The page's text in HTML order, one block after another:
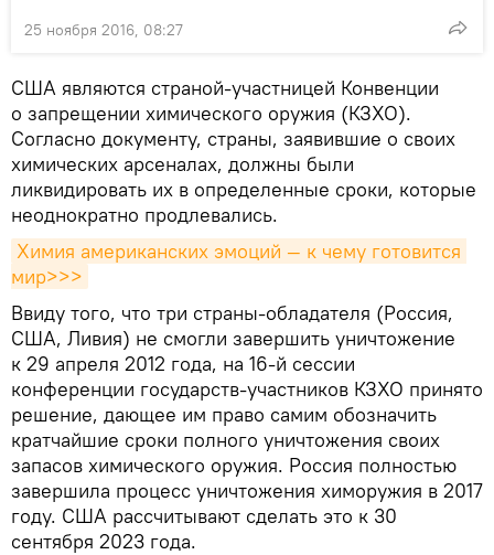
25 ноября 2016, 08:27
США являются страной-участницей Конвенции
о запрещении химического оружия (КЗХО).
Согласно документу, страны, заявившие о своих
химических арсеналах, должны были
ликвидировать их в определенные сроки, которые
неоднократно продлевались.
Химия американских эмоций — к чему готовится
мир>>>
Ввиду того, что три страны-обладателя (Россия,
США, Ливия) не смогли завершить уничтожение
к 29 апреля 2012 года, на 16-й сессии
конференции государств-участников КЗХО принято
решение, дающее им право самим обозначить
кратчайшие сроки полного уничтожения своих
запасов химического оружия. Россия полностью
завершила процесс уничтожения химоружия в 2017
году. США рассчитывают сделать это к 30
сентября 2023 года.